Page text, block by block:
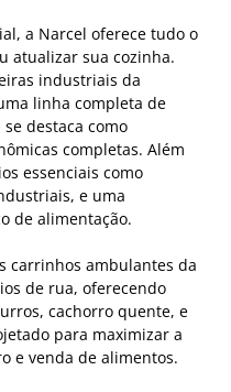
a Narcel oferece tudo o
atualizar sua cozinha.
industriais da
linha completa de
destaca como
completas. Além
essenciais como
e uma
de alimentação.
carrinhos ambulantes da
de rua, oferecendo
cachorro quente, e
para maximizar a
e venda de alimentos.